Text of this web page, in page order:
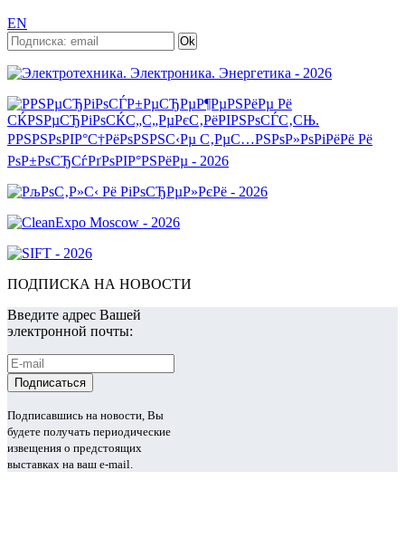
EN
ПОДПИСКА НА НОВОСТИ
Введите адрес Вашей
электронной почты:
Подписавшись на новости, Вы
будете получать периодические
извещения о предстоящих
выставках на ваш e-mail.